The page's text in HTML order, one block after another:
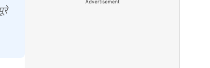
Advertisement